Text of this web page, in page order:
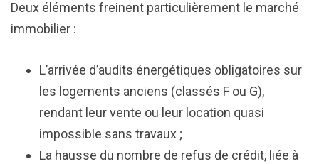
Deux éléments freinent particulièrement le marché
immobilier :
L’arrivée d’audits énergétiques obligatoires sur
les logements anciens (classés F ou G),
rendant leur vente ou leur location quasi
impossible sans travaux ;
La hausse du nombre de refus de crédit, liée à